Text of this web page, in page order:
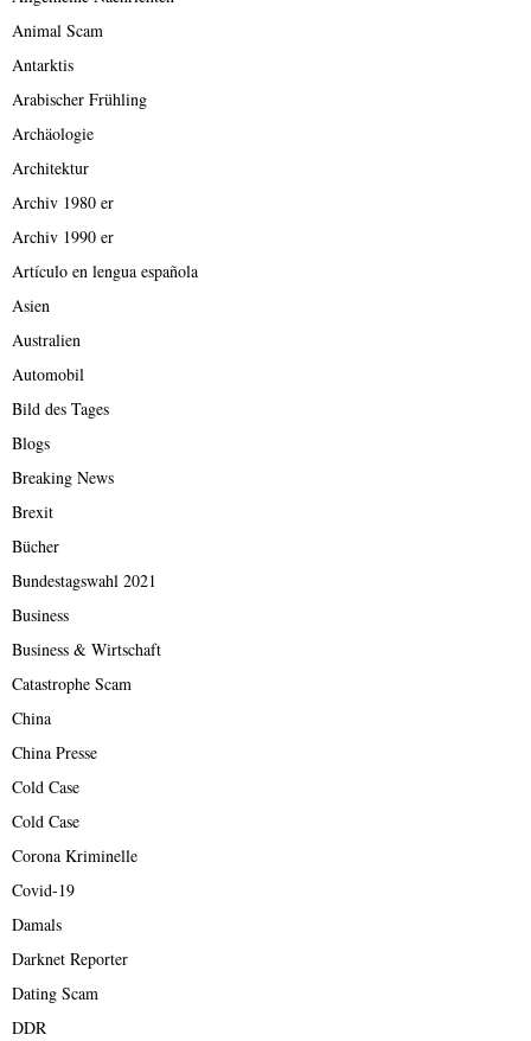
Animal Scam
Antarktis
Arabischer Frühling
Archäologie
Architektur
Archiv 1980 er
Archiv 1990 er
Artículo en lengua española
Asien
Australien
Automobil
Bild des Tages
Blogs
Breaking News
Brexit
Bücher
Bundestagswahl 2021
Business
Business & Wirtschaft
Catastrophe Scam
China
China Presse
Cold Case
Cold Case
Corona Kriminelle
Covid-19
Damals
Darknet Reporter
Dating Scam
DDR